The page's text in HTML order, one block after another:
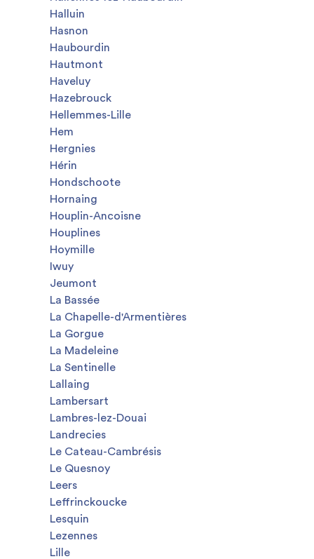
Halluin
Hasnon
Haubourdin
Hautmont
Haveluy
Hazebrouck
Hellemmes-Lille
Hem
Hergnies
Hérin
Hondschoote
Hornaing
Houplin-Ancoisne
Houplines
Hoymille
Iwuy
Jeumont
La Bassée
La Chapelle-d'Armentières
La Gorgue
La Madeleine
La Sentinelle
Lallaing
Lambersart
Lambres-lez-Douai
Landrecies
Le Cateau-Cambrésis
Le Quesnoy
Leers
Leffrinckoucke
Lesquin
Lezennes
Lille